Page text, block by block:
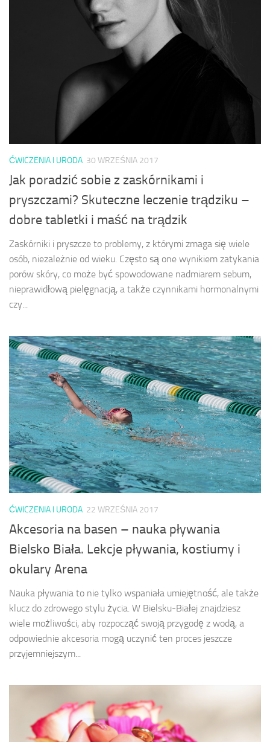
ĆWICZENIA I URODA 30 WRZEŚNIA 2017
Jak poradzić sobie z zaskórnikami i
pryszczami? Skuteczne leczenie trądziku –
dobre tabletki i maść na trądzik
Zaskórniki i pryszcze to problemy, z którymi zmaga się wiele
osób, niezależnie od wieku. Często są one wynikiem zatykania
porów skóry, co może być spowodowane nadmiarem sebum,
nieprawidłową pielęgnacją, a także czynnikami hormonalnymi
czy...
ĆWICZENIA I URODA 22 WRZEŚNIA 2017
Akcesoria na basen – nauka pływania
Bielsko Biała. Lekcje pływania, kostiumy i
okulary Arena
Nauka pływania to nie tylko wspaniała umiejętność, ale także
klucz do zdrowego stylu życia. W Bielsku-Białej znajdziesz
wiele możliwości, aby rozpocząć swoją przygodę z wodą, a
odpowiednie akcesoria mogą uczynić ten proces jeszcze
przyjemniejszym...